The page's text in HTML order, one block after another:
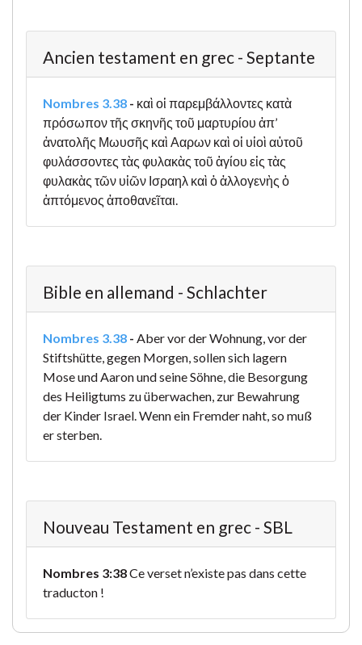
Ancien testament en grec - Septante
Nombres 3.38 - καὶ οἱ παρεμβάλλοντες κατὰ
πρόσωπον τῆς σκηνῆς τοῦ μαρτυρίου ἀπ’
ἀνατολῆς Μωυσῆς καὶ Ααρων καὶ οἱ υἱοὶ αὐτοῦ
φυλάσσοντες τὰς φυλακὰς τοῦ ἁγίου εἰς τὰς
φυλακὰς τῶν υἱῶν Ισραηλ καὶ ὁ ἀλλογενὴς ὁ
ἁπτόμενος ἀποθανεῖται.
Bible en allemand - Schlachter
Nombres 3.38 - Aber vor der Wohnung, vor der
Stiftshütte, gegen Morgen, sollen sich lagern
Mose und Aaron und seine Söhne, die Besorgung
des Heiligtums zu überwachen, zur Bewahrung
der Kinder Israel. Wenn ein Fremder naht, so muß
er sterben.
Nouveau Testament en grec - SBL
Nombres 3:38Ce verset n’existe pas dans cette
traducton !